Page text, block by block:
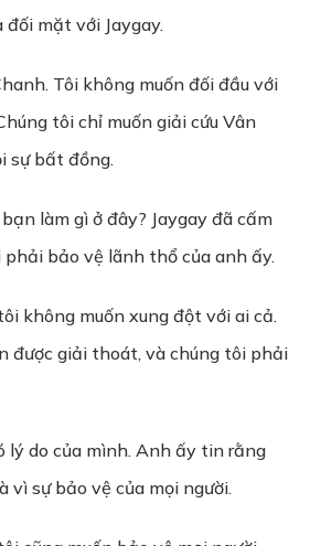
đối mặt với Jaygay.
Tôi không muốn đối đầu với
tôi chỉ muốn giải cứu Vân
sự bất đồng.
làm gì ở đây? Jaygay đã cấm
bảo vệ lãnh thổ của anh ấy.
không muốn xung đột với ai cả.
được giải thoát, và chúng tôi phải
lý do của mình. Anh ấy tin rằng
vì sự bảo vệ của mọi người.